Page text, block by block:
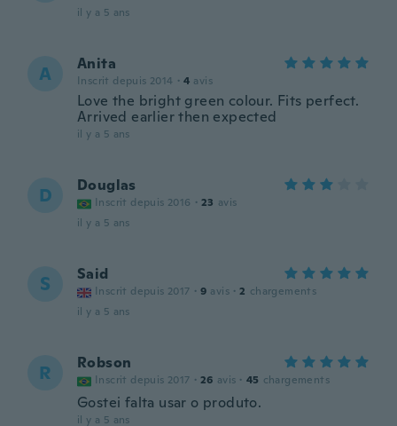
il y a 5 ans
A Anita
Inscrit depuis 2014 · 4 avis
Love the bright green colour. Fits perfect.
Arrived earlier then expected
il y a 5 ans
D Douglas
Inscrit depuis 2016 · 23 avis
il y a 5 ans
S Said
Inscrit depuis 2017 · 9 avis · 2 chargements
il y a 5 ans
R Robson
Inscrit depuis 2017 · 26 avis · 45 chargements
Gostei falta usar o produto.
il y a 5 ans